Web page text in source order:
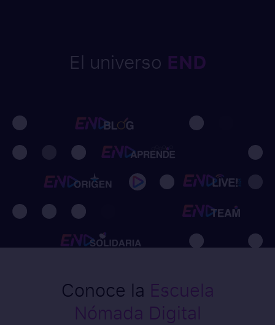
El universo END
Conoce la Escuela
Nómada Digital